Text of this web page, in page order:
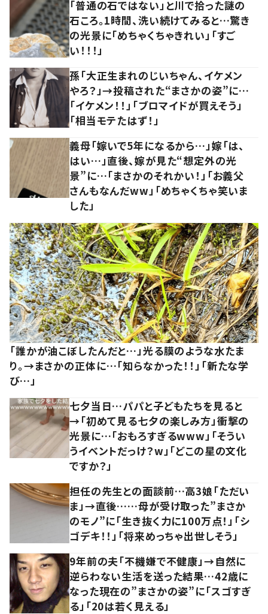
「普通の石ではない」と川で拾った謎の
石ころ。1時間、洗い続けてみると…驚き
の光景に「めちゃくちゃきれい」「すご
い！！！」
孫「大正生まれのじいちゃん、イケメン
やろ？」→投稿された“まさかの姿”に…
「イケメン！！」「ブロマイドが買えそう」
「相当モテたはず！」
義母「嫁いで5年になるから…」嫁「は、
はい…」直後、嫁が見た“想定外の光
景”に…「まさかのそれかい！」「お義父
さんもなんだww」「めちゃくちゃ笑いま
した」
「誰かが油こぼしたんだと…」光る膜のような水たま
り。→まさかの正体に…「知らなかった！！」「新たな学
び…」
七夕当日…パパと子どもたちを見ると
→「初めて見る七夕の楽しみ方」衝撃の
光景に…「おもろすぎるwww」「そうい
うイベントだっけ？w」「どこの星の文化
ですか？」
担任の先生との面談前…高3娘「ただい
ま」→直後……母が受け取った”まさか
のモノ”に「生き抜く力に100万点！」「シ
ゴデキ！！」「将来めっちゃ出世しそう」
9年前の夫「不機嫌で不健康」→自然に
逆らわない生活を送った結果…42歳に
なった現在の”まさかの姿”に「スゴすぎ
る」「20は若く見える」